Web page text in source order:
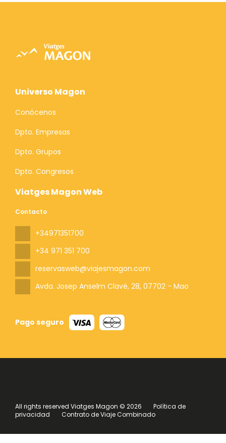
Viatges Magon Web
Contacto
+34971351700
+34 971 351 700
reservasweb@viajesmagon.com
Avda. Josep Anselm Clavé, 28, 07702 - Mao
Pago seguro
Universo Magon
Conócenos
Dpto. Empresas
Dpto. Grupos
Dpto. Congresos
All rights reserved Viatges Magon © 2026
Política de
privacidad
Contrato de Viaje Combinado